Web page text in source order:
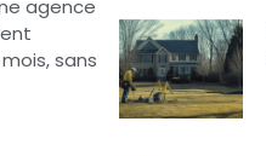
agence
sans